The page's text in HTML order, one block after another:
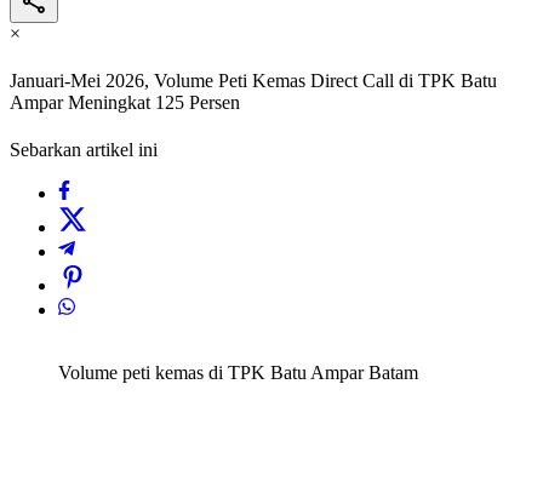
×
Januari-Mei 2026, Volume Peti Kemas Direct Call di TPK Batu
Ampar Meningkat 125 Persen
Sebarkan artikel ini
Volume peti kemas di TPK Batu Ampar Batam